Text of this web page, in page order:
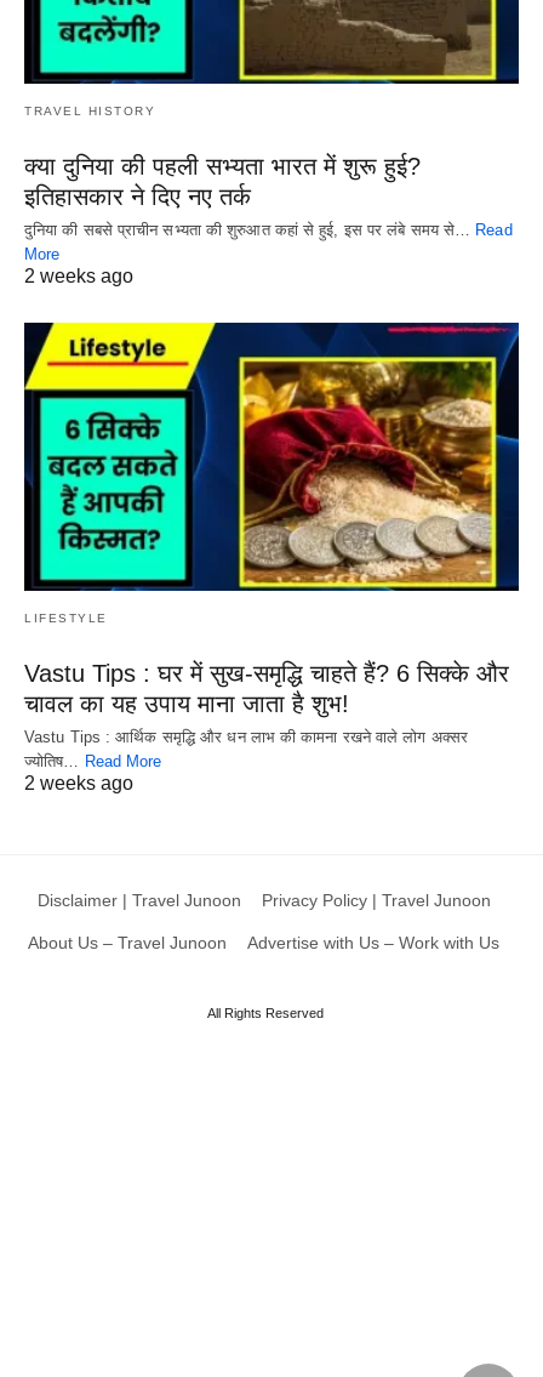
TRAVEL HISTORY
क्या दुनिया की पहली सभ्यता भारत में शुरू हुई?
इतिहासकार ने दिए नए तर्क
दुनिया की सबसे प्राचीन सभ्यता की शुरुआत कहां से हुई, इस पर लंबे समय से… Read
More
2 weeks ago
LIFESTYLE
Vastu Tips : घर में सुख-समृद्धि चाहते हैं? 6 सिक्के और
चावल का यह उपाय माना जाता है शुभ!
Vastu Tips : आर्थिक समृद्धि और धन लाभ की कामना रखने वाले लोग अक्सर
ज्योतिष… Read More
2 weeks ago
Disclaimer | Travel Junoon Privacy Policy | Travel Junoon
About Us – Travel Junoon Advertise with Us – Work with Us
All Rights Reserved